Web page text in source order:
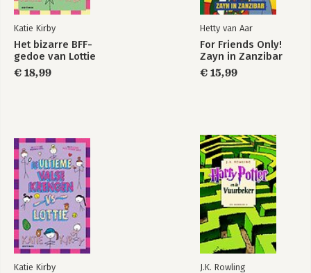
Katie Kirby
Het bizarre BFF-
gedoe van Lottie
€ 18,99
Hetty van Aar
For Friends Only!
Zayn in Zanzibar
€ 15,99
Katie Kirby J.K. Rowling